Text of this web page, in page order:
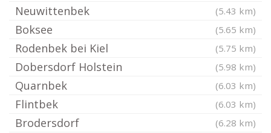
Neuwittenbek (5.43 km)
Boksee (5.65 km)
Rodenbek bei Kiel (5.75 km)
Dobersdorf Holstein (5.98 km)
Quarnbek (6.03 km)
Flintbek (6.03 km)
Brodersdorf (6.28 km)